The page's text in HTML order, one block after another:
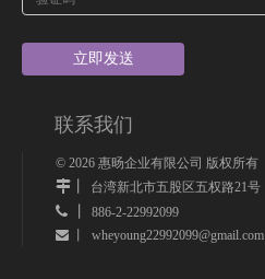
立即发送
联系我们
© 2026 惠旸企业有限公司 版权所有
丨 台湾新北市五股区五权路21号
 丨 886-2-22992099
 丨 wheyoung22992099@gmail.com